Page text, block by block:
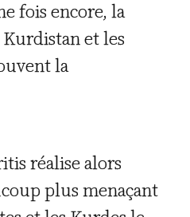
fois encore, la
et les
la
réalise alors
plus menaçant